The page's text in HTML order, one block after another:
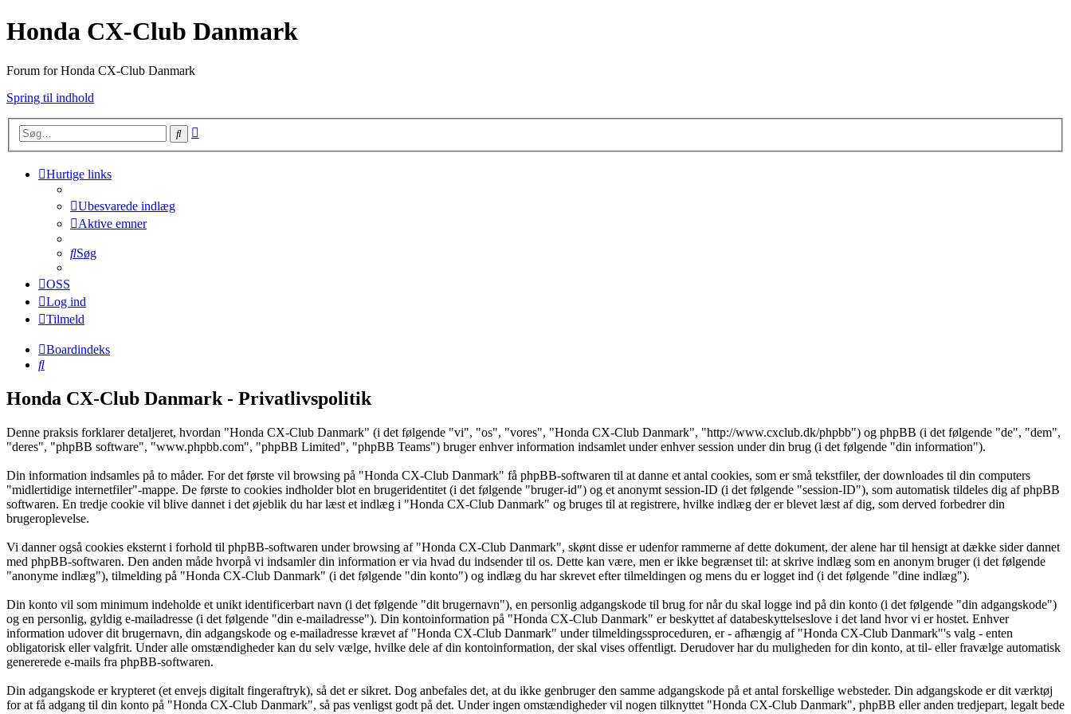
Honda CX-Club Danmark
Forum for Honda CX-Club Danmark
Spring til indhold
Søg
Hurtige links
Ubesvarede indlæg
Aktive emner
Søg
OSS
Log ind
Tilmeld
Boardindeks
Søg
Honda CX-Club Danmark - Privatlivspolitik
Denne praksis forklarer detaljeret, hvordan "Honda CX-Club Danmark" (i det følgende "vi", "os", "vores", "Honda CX-Club Danmark", "http://www.cxclub.dk/phpbb") og phpBB (i det følgende "de", "dem",
"deres", "phpBB software", "www.phpbb.com", "phpBB Limited", "phpBB Teams") bruger enhver information indsamlet under enhver session under din brug (i det følgende "din information").
Din information indsamles på to måder. For det første vil browsing på "Honda CX-Club Danmark" få phpBB-softwaren til at danne et antal cookies, som er små tekstfiler, der downloades til din computers
"midlertidige internetfiler"-mappe. De første to cookies indholder blot en brugeridentitet (i det følgende "bruger-id") og et anonymt session-ID (i det følgende "session-ID"), som automatisk tildeles dig af phpBB
softwaren. En tredje cookie vil blive dannet i det øjeblik du har læst et indlæg i "Honda CX-Club Danmark" og bruges til at registrere, hvilke indlæg der er blevet læst af dig, som derved forbedrer din
brugeroplevelse.
Vi danner også cookies eksternt i forhold til phpBB-softwaren under browsing af "Honda CX-Club Danmark", skønt disse er udenfor rammerne af dette dokument, der alene har til hensigt at dække sider dannet
med phpBB-softwaren. Den anden måde hvorpå vi indsamler din information er via hvad du indsender til os. Dette kan være, men er ikke begrænset til: at skrive indlæg som en anonym bruger (i det følgende
"anonyme indlæg"), tilmelding på "Honda CX-Club Danmark" (i det følgende "din konto") og indlæg du har skrevet efter tilmeldingen og mens du er logget ind (i det følgende "dine indlæg").
Din konto vil som minimum indeholde et unikt identificerbart navn (i det følgende "dit brugernavn"), en personlig adgangskode til brug for når du skal logge ind på din konto (i det følgende "din adgangskode")
og en personlig, gyldig e-mailadresse (i det følgende "din e-mailadresse"). Din kontoinformation på "Honda CX-Club Danmark" er beskyttet af databeskyttelseslove i det land hvor vi er hostet. Enhver
information udover dit brugernavn, din adgangskode og e-mailadresse krævet af "Honda CX-Club Danmark" under tilmeldingssproceduren, er - afhængig af "Honda CX-Club Danmark"'s valg - enten
obligatorisk eller valgfrit. Under alle omstændigheder kan du selv vælge, hvilke dele af din kontoinformation, der skal vises offentligt. Derudover har du muligheden for din konto, at til- eller fravælge automatisk
genererede e-mails fra phpBB-softwaren.
Din adgangskode er krypteret (et envejs digitalt fingeraftryk), så det er sikret. Dog anbefales det, at du ikke genbruger den samme adgangskode på et antal forskellige websteder. Din adgangskode er dit værktøj
for at få adgang til din konto på "Honda CX-Club Danmark", så pas venligst godt på det. Under ingen omstændigheder vil nogen tilknyttet "Honda CX-Club Danmark", phpBB eller anden tredjepart, legalt bede